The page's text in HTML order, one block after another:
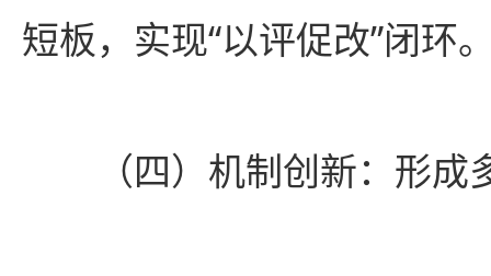
短板，实现“以评促改”闭环
（四）机制创新：形